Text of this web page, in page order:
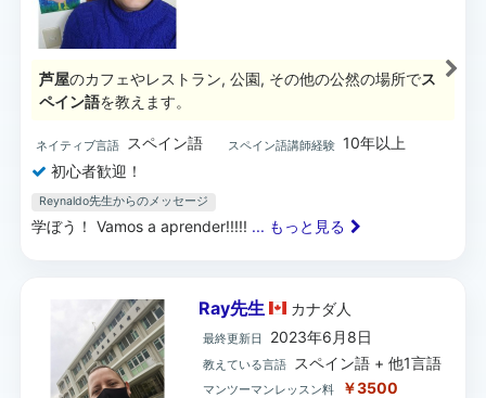
芦屋のカフェやレストラン, 公園, その他の公然の場所でス
ペイン語を教えます。
ネイティブ言語 スペイン語 スペイン語講師経験 10年以上
初心者歓迎！
Reynaldo先生からのメッセージ
学ぼう！ Vamos a aprender!!!!! ... もっと見る
Ray先生 カナダ人
最終更新日 2023年6月8日
教えている言語 スペイン語 + 他1言語
マンツーマンレッスン料 ￥3500